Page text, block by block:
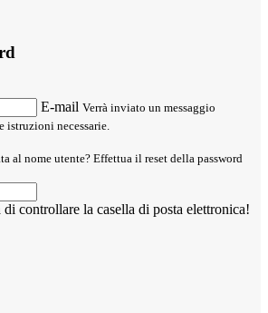
E-mail Verrà inviato un messaggio
necessarie.
al nome utente? Effettua il reset della password
controllare la casella di posta elettronica!